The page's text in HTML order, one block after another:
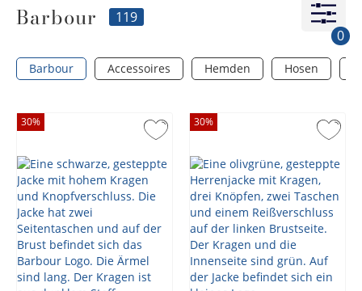
Barbour
119
0
Barbour Accessoires Hemden Hosen
30% 30%